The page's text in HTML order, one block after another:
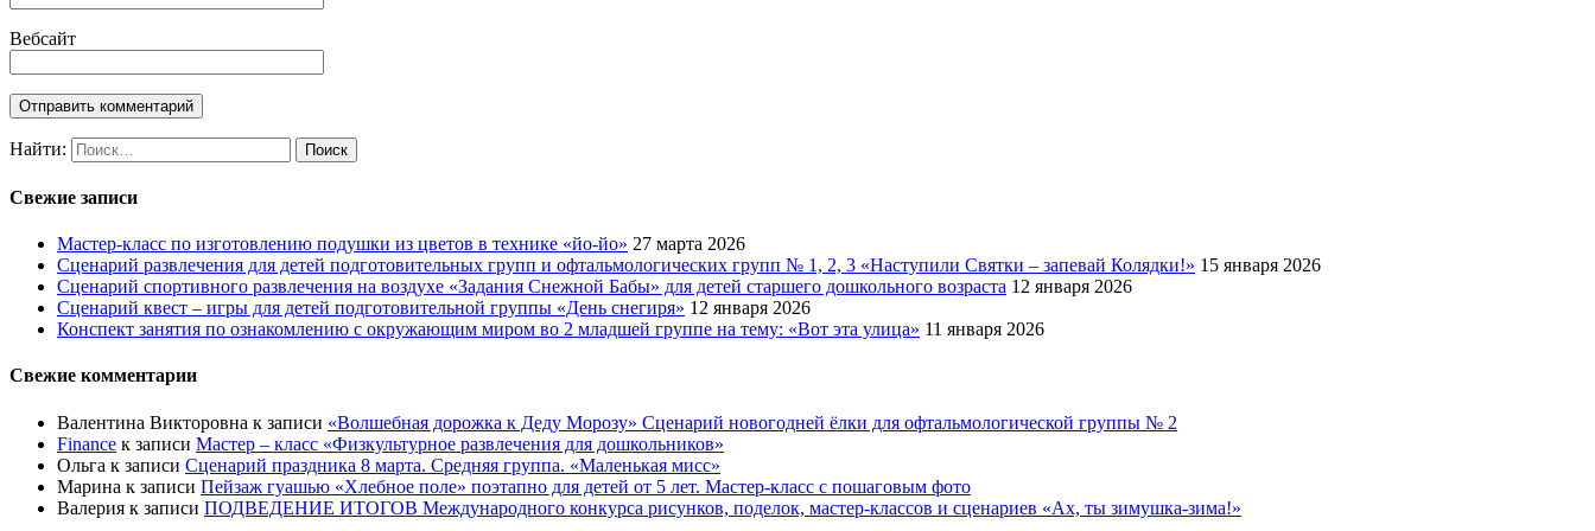
Вебсайт
Найти:
Свежие записи
Мастер-класс по изготовлению подушки из цветов в технике «йо-йо» 27 марта 2026
Сценарий развлечения для детей подготовительных групп и офтальмологических групп № 1, 2, 3 «Наступили Святки – запевай Колядки!» 15 января 2026
Сценарий спортивного развлечения на воздухе «Задания Снежной Бабы» для детей старшего дошкольного возраста 12 января 2026
Сценарий квест – игры для детей подготовительной группы «День снегиря» 12 января 2026
Конспект занятия по ознакомлению с окружающим миром во 2 младшей группе на тему: «Вот эта улица» 11 января 2026
Свежие комментарии
Валентина Викторовна к записи «Волшебная дорожка к Деду Морозу» Сценарий новогодней ёлки для офтальмологической группы № 2
Finance к записи Мастер – класс «Физкультурное развлечения для дошкольников»
Ольга к записи Сценарий праздника 8 марта. Средняя группа. «Маленькая мисс»
Марина к записи Пейзаж гуашью «Хлебное поле» поэтапно для детей от 5 лет. Мастер-класс с пошаговым фото
Валерия к записи ПОДВЕДЕНИЕ ИТОГОВ Международного конкурса рисунков, поделок, мастер-классов и сценариев «Ах, ты зимушка-зима!»